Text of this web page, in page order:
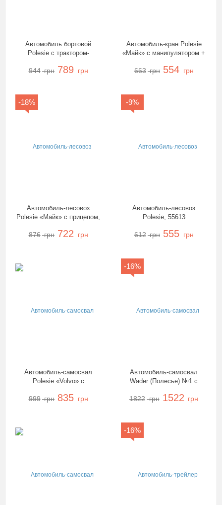
Автомобиль бортовой
Polesie с трактором-
944 грн 789 грн
Автомобиль-кран Polesie
«Майк» с манипулятором +
55590
663 грн 554 грн
-18%
Автомобиль-лесовоз
Polesie «Майк» с прицепом,
876 грн 722 грн
-9%
Автомобиль-лесовоз
Polesie, 55613
612 грн 555 грн
Автомобиль-самосвал
Polesie «Volvo» с
погрузчик, 36872
999 грн 835 грн
-16%
Автомобиль-самосвал
Wader (Полесье) №1 с
37916
1822 грн 1522 грн
-16%